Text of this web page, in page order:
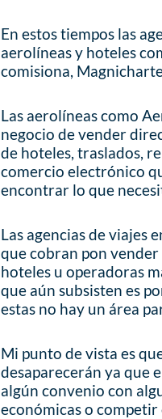
En estos tiempos las
aerolíneas y hoteles
comisiona,
Las aerolíneas como
negocio de vender
de hoteles, traslados,
comercio electrónico
encontrar lo que
Las agencias de viajes
que cobran pon
hoteles u operadoras
que aún subsisten es
estas no hay un área
Mi punto de vista es
desaparecerán ya que
algún convenio con
económicas o